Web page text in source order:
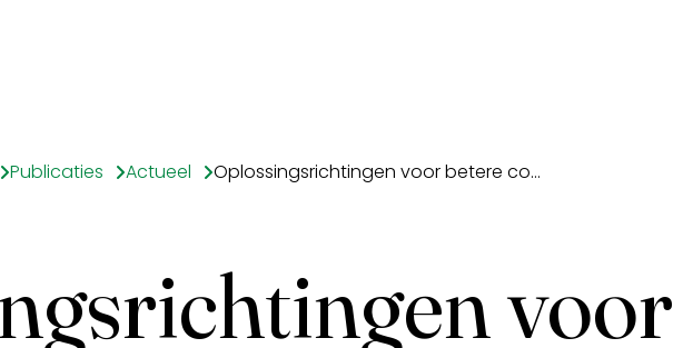
Publicaties Actueel Oplossingsrichtingen voor betere compensatie bij overstroming
voor